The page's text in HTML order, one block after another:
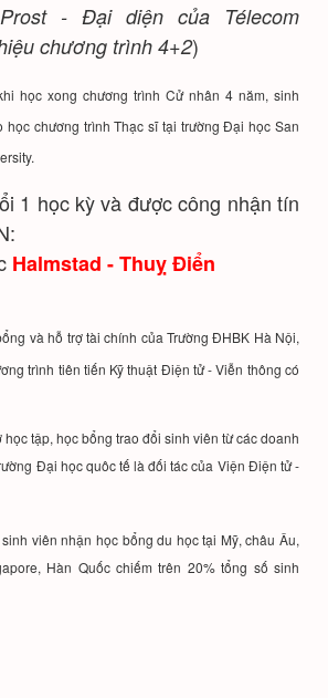
- Đại diện của Télecom
chương trình 4+2)
học xong chương trình Cử nhân 4 năm, sinh
học chương trình Thạc sĩ tại trường Đại học San
1 học kỳ và được công nhận tín
Halmstad - Thuỵ Điển
và hỗ trợ tài chính của Trường ĐHBK Hà Nội,
trình tiên tiến Kỹ thuật Điện tử - Viễn thông có
học tập, học bổng trao đổi sinh viên từ các doanh
Đại học quôc tế là đối tác của Viện Điện tử -
viên nhận học bổng du học tại Mỹ, châu Âu,
Hàn Quốc chiếm trên 20% tổng số sinh